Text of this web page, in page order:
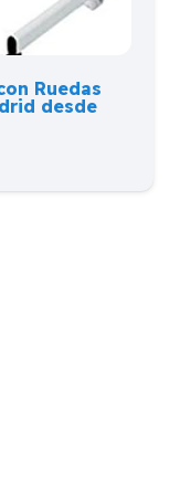
Ruedas
desde